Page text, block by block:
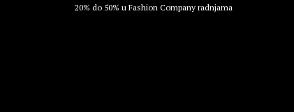
20% do 50% u Fashion Company radnjama